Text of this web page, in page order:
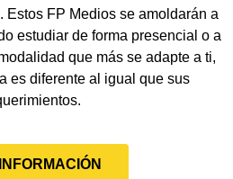
Estos FP Medios se amoldarán a
estudiar de forma presencial o a
que más se adapte a ti,
es diferente al igual que sus